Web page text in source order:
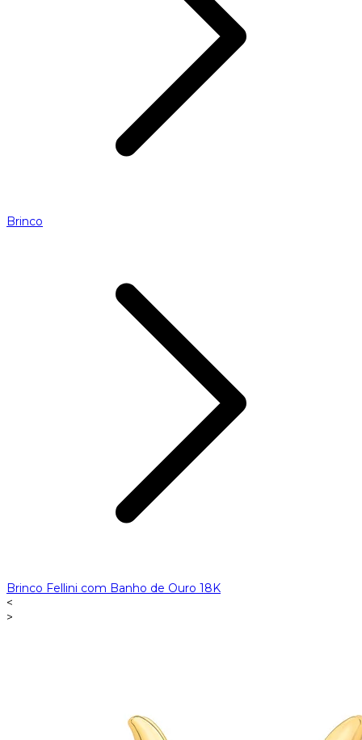
Brinco
Brinco Fellini com Banho de Ouro 18K
<
>